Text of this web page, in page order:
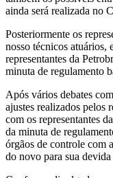
ainda será realizada no
Posteriormente os
nosso técnicos atuários,
representantes da
minuta de regulamento
Após vários debates
ajustes realizados pelos
com os representantes
da minuta de
órgãos de controle com
do novo para sua